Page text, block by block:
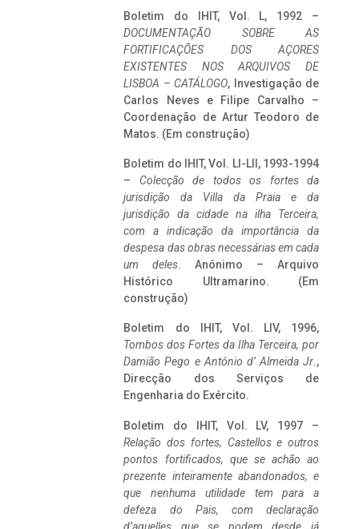
Boletim do IHIT, Vol. L, 1992 –
DOCUMENTAÇÃO SOBRE AS
FORTIFICAÇÕES DOS AÇORES
EXISTENTES NOS ARQUIVOS DE
LISBOA – CATÁLOGO, Investigação de
Carlos Neves e Filipe Carvalho –
Coordenação de Artur Teodoro de
Matos. (Em construção)
Boletim do IHIT, Vol. LI-LII, 1993-1994
– Colecção de todos os fortes da
jurisdição da Villa da Praia e da
jurisdição da cidade na ilha Terceira,
com a indicação da importância da
despesa das obras necessárias em cada
um deles. Anónimo – Arquivo
Histórico Ultramarino. (Em
construção)
Boletim do IHIT, Vol. LIV, 1996,
Tombos dos Fortes da Ilha Terceira, por
Damião Pego e António d’ Almeida Jr.,
Direcção dos Serviços de
Engenharia do Exército.
Boletim do IHIT, Vol. LV, 1997 –
Relação dos fortes, Castellos e outros
pontos fortificados, que se achão ao
prezente inteiramente abandonados, e
que nenhuma utilidade tem para a
defeza do Pais, com declaração
d’aquelles que se podem desde já